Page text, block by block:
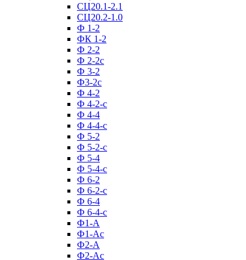
СЦ20.1-2.1
СЦ20.2-1.0
Ф 1-2
ФК 1-2
Ф 2-2
Ф 2-2с
Ф 3-2
Ф3-2с
Ф 4-2
Ф 4-2-с
Ф 4-4
Ф 4-4-с
Ф 5-2
Ф 5-2-с
Ф 5-4
Ф 5-4-с
Ф 6-2
Ф 6-2-с
Ф 6-4
Ф 6-4-с
Ф1-А
Ф1-Ас
Ф2-А
Ф2-Ас